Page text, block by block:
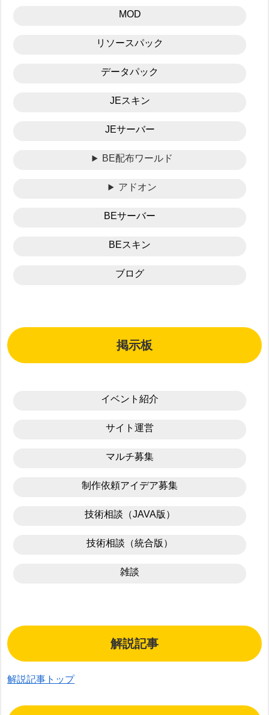
MOD
リソースパック
データパック
JEスキン
JEサーバー
BE配布ワールド
アドオン
BEサーバー
BEスキン
ブログ
掲示板
イベント紹介
サイト運営
マルチ募集
制作依頼アイデア募集
技術相談（JAVA版）
技術相談（統合版）
雑談
解説記事
解説記事トップ